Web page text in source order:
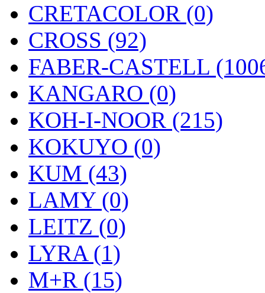
CRETACOLOR (0)
CROSS (92)
FABER-CASTELL
KANGARO (0)
KOH-I-NOOR (215)
KOKUYO (0)
KUM (43)
LAMY (0)
LEITZ (0)
LYRA (1)
M+R (15)